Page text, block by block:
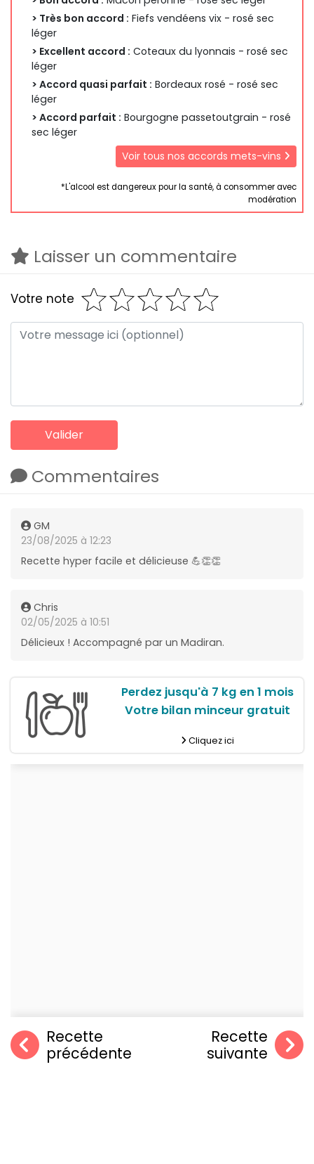
> Très bon accord : Fiefs vendéens vix - rosé sec
léger
> Excellent accord : Coteaux du lyonnais - rosé sec
léger
> Accord quasi parfait : Bordeaux rosé - rosé sec
léger
> Accord parfait : Bourgogne passetoutgrain - rosé
sec léger
Voir tous nos accords mets-vins
*L'alcool est dangereux pour la santé, à consommer avec
modération
Laisser un commentaire
Votre note
Commentaires
GM
23/08/2025 à 12:23
Recette hyper facile et délicieuse 💪👏👏
Chris
02/05/2025 à 10:51
Délicieux ! Accompagné par un Madiran.
Perdez jusqu'à 7 kg en 1 mois
Votre bilan minceur gratuit
Cliquez ici
Recette
précédente
Recette
suivante